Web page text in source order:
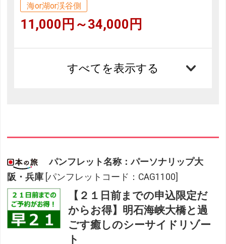
海or湖or渓谷側
11,000円～34,000円
すべてを表示する
パンフレット名称：パーソナリップ大
阪・兵庫 [パンフレットコード：CAG1100]
【２１日前までの申込限定だ
からお得】明石海峡大橋と過
ごす癒しのシーサイドリゾー
ト